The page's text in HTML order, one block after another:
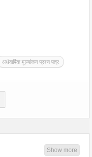
अर्धवार्षिक मूल्यांकन प्रश्न पत्र
Show more